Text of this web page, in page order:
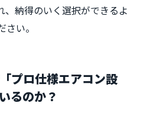
、納得のいく選択ができるよ
い。
プロ仕様エアコン設
るのか？